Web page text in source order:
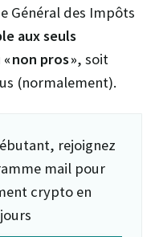
Général des Impôts
aux seuls
non pros », soit
(normalement).
rejoignez
mail pour
crypto en